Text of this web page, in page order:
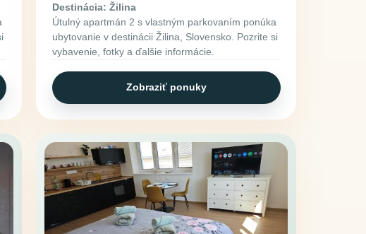
Destinácia: Žilina
Útulný apartmán 2 s vlastným parkovaním ponúka
ubytovanie v destinácii Žilina, Slovensko. Pozrite si
vybavenie, fotky a ďalšie informácie.
Zobraziť ponuky